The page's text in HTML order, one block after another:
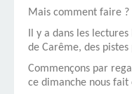
Mais comment faire ?
Il y a dans les
de Carême, des pistes
Commençons par
ce dimanche nous